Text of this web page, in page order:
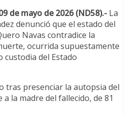
de mayo de 2026 (ND58).- La
denunció que el estado del
Navas contradice la
ocurrida supuestamente
custodia del Estado
tras presenciar la autopsia del
la madre del fallecido, de 81